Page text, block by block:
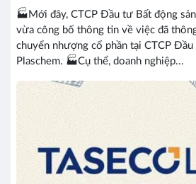
🏭Mới đây, CTCP Đầu tư Bất động sản
vừa công bố thông tin về việc đã
chuyển nhượng cổ phần tại CTCP
Plaschem. 🏭Cụ thể, doanh nghiệp...